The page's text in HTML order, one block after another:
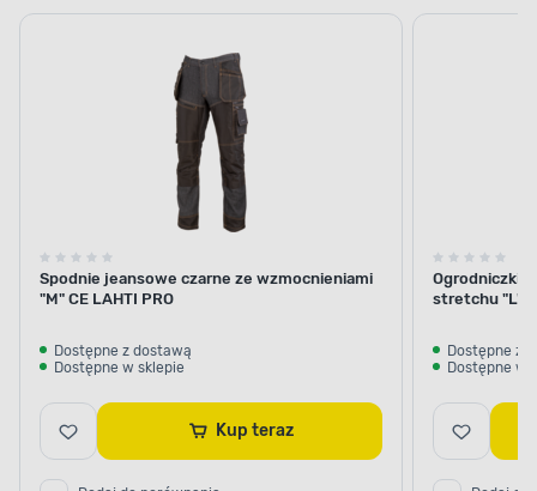
robocze robocze
Spodnie jeansowe czarne ze wzmocnieniami
"M" CE LAHTI PRO
Dostępne z dostawą
Dostępne w sklepie
Kup teraz
Ogrodniczki
stretchu
Dostępne z
Dostępne w